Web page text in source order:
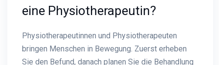
eine Physiotherapeutin?
Physiotherapeutinnen und Physiotherapeuten
bringen Menschen in Bewegung. Zuerst erheben
Sie den Befund, danach planen Sie die Behandlung